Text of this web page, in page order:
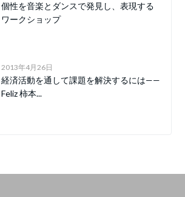
個性を音楽とダンスで発見し、表現する
ワークショップ
2013年4月26日
経済活動を通して課題を解決するには——
Feliz 柿本...